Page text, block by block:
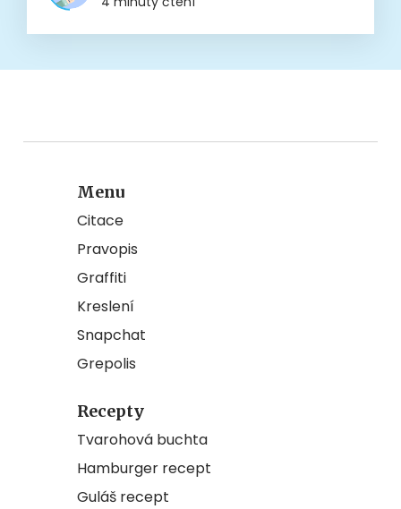
Menu
Citace
Pravopis
Graffiti
Kreslení
Snapchat
Grepolis
Recepty
Tvarohová buchta
Hamburger recept
Guláš recept